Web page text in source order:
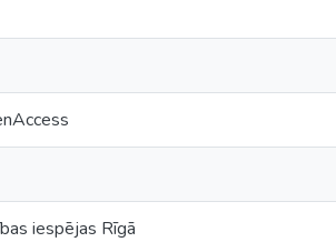
iespējas Rīgā